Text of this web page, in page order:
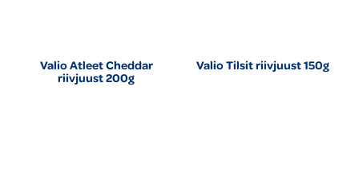
Valio Atleet Cheddar
riivjuust 200g
Valio Tilsit riivjuust 150g